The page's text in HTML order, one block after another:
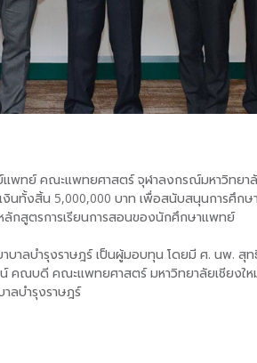
แพทย์ คณะแพทยศาสตร์ จุฬาลงกรณ์มหาวิทย
งินทั้งสิ้น 5,000,000 บาท เพื่อสนับสนุนการศึก
กสูตรการเรียนการสอนของนักศึกษาแพทย์
บาลบำรุงราษฎร์ เป็นผู้มอบทุน โดยมี ศ. นพ.
คณบดี คณะแพทยศาสตร์ มหาวิทยาลัยเชียง
ลบำรุงราษฎร์